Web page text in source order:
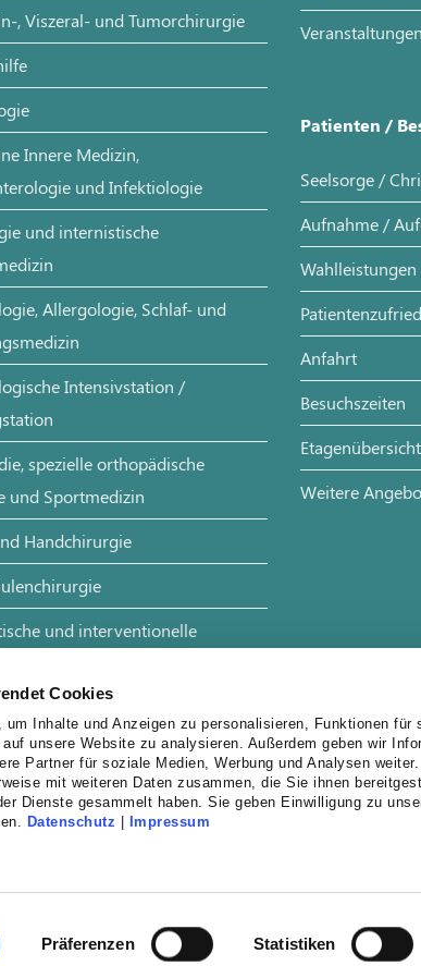
Cookies
um Inhalte und Anzeigen zu personalisieren, Funktionen für
unsere Website zu analysieren. Außerdem geben wir
Partner für soziale Medien, Werbung und Analysen
mit weiteren Daten zusammen, die Sie ihnen
Dienste gesammelt haben. Sie geben Einwilligung zu
Datenschutz Impressum
Präferenzen Statistiken
, Viszeral- und Tumorchirurgie
Innere Medizin,
und Infektiologie
und internistische
Allergologie, Schlaf- und
Intensivstation /
spezielle orthopädische
und Sportmedizin
Handchirurgie
und interventionelle
Veranstaltungen
Patienten /
Seelsorge /
Aufnahme /
Wahlleistungen
Anfahrt
Besuchszeiten
Etagenübersicht
Weitere